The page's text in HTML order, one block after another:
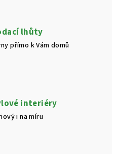
lhůty
přímo k Vám domů
interiéry
i na míru